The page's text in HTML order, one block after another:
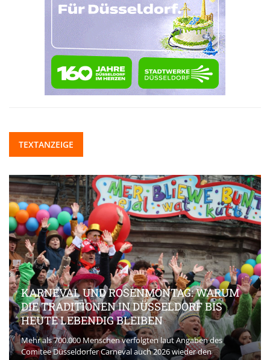
TEXTANZEIGE
KARNEVAL UND ROSENMONTAG: WARUM
DIE TRADITIONEN IN DÜSSELDORF BIS
HEUTE LEBENDIG BLEIBEN
Mehr als 700.000 Menschen verfolgten laut Angaben des
Comitee Düsseldorfer Carneval auch 2026 wieder den